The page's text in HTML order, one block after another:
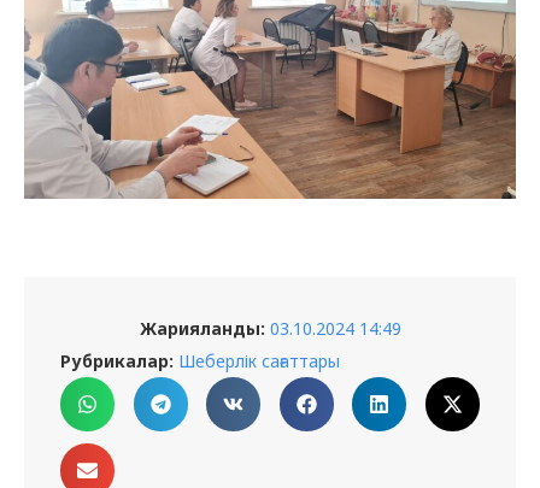
Жарияланды: 03.10.2024 14:49
Рубрикалар: Шеберлік сағаттары